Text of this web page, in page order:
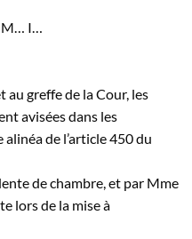
M… I…
au greffe de la Cour, les
avisées dans les
de l’article 450 du
de chambre, et par Mme
lors de la mise à